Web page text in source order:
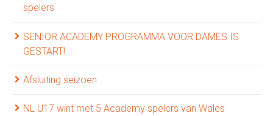
spelers
SENIOR ACADEMY PROGRAMMA VOOR DAMES IS
GESTART!
Afsluiting seizoen
NL U17 wint met 5 Academy spelers van Wales